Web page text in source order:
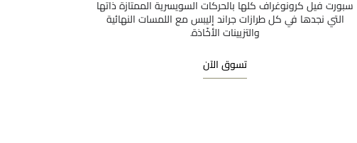
سبورت فيل كرونوغراف كلها بالحركات السويسرية الممتازة ذاتها
التي نجدها في كل طرازات جراند إليبس مع اللمسات النهائية
والتزيينات الأخّاذة.
تسوق الآن